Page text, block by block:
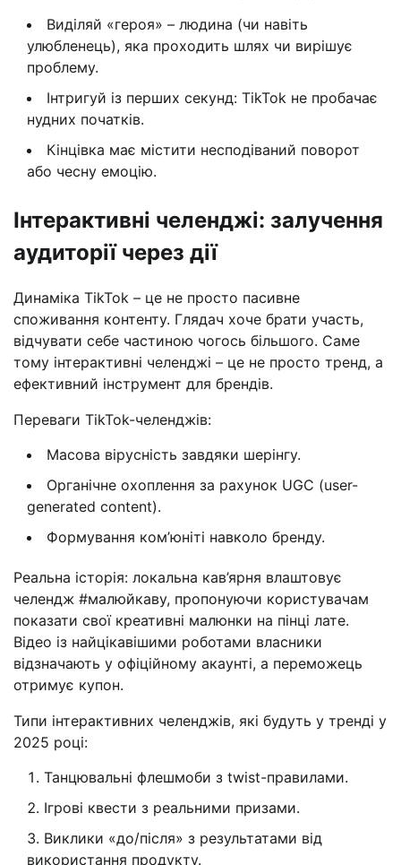
Виділяй «героя» – людина (чи навіть
улюбленець), яка проходить шлях чи вирішує
проблему.
Інтригуй із перших секунд: TikTok не пробачає
нудних початків.
Кінцівка має містити несподіваний поворот
або чесну емоцію.
Інтерактивні челенджі: залучення
аудиторії через дії
Динаміка TikTok – це не просто пасивне
споживання контенту. Глядач хоче брати участь,
відчувати себе частиною чогось більшого. Саме
тому інтерактивні челенджі – це не просто тренд, а
ефективний інструмент для брендів.
Переваги TikTok-челенджів:
Масова вірусність завдяки шерінгу.
Органічне охоплення за рахунок UGC (user-
generated content).
Формування ком’юніті навколо бренду.
Реальна історія: локальна кав’ярня влаштовує
челендж #малюйкаву, пропонуючи користувачам
показати свої креативні малюнки на пінці лате.
Відео із найцікавішими роботами власники
відзначають у офіційному акаунті, а переможець
отримує купон.
Типи інтерактивних челенджів, які будуть у тренді у
2025 році:
Танцювальні флешмоби з twist-правилами.
Ігрові квести з реальними призами.
Виклики «до/після» з результатами від
використання продукту.